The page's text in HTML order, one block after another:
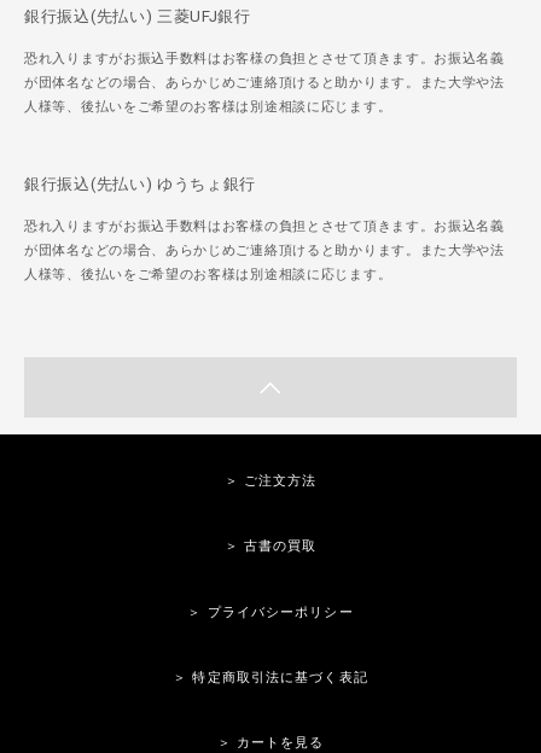
銀行振込(先払い) 三菱UFJ銀行
恐れ入りますがお振込手数料はお客様の負担とさせて頂きます。お振込名義
が団体名などの場合、あらかじめご連絡頂けると助かります。また大学や法
人様等、後払いをご希望のお客様は別途相談に応じます。
銀行振込(先払い) ゆうちょ銀行
恐れ入りますがお振込手数料はお客様の負担とさせて頂きます。お振込名義
が団体名などの場合、あらかじめご連絡頂けると助かります。また大学や法
人様等、後払いをご希望のお客様は別途相談に応じます。
＞ ご注文方法
＞ 古書の買取
＞ プライバシーポリシー
＞ 特定商取引法に基づく表記
＞ カートを見る